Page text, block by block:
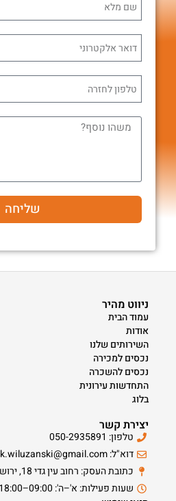
שליחה
ניווט מהיר
עמוד הבית
אודות
השירותים שלנו
נכסים למכירה
נכסים להשכרה
התחדשות עירונית
בלוג
יצירת קשר
טלפון: 050-2935891
דוא"ל: jack.wiluzanski@gmail.com
כתובת העסק: רחוב עין גדי 18, ירושלים
שעות פעילות: א'–ה': 09:00–18:00 ו': 09:00–13:00